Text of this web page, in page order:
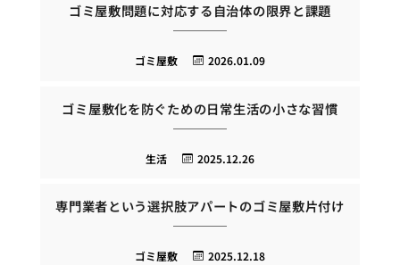
ゴミ屋敷問題に対応する自治体の限界と課題
2026.01.09
ゴミ屋敷
ゴミ屋敷化を防ぐための日常生活の小さな習慣
2025.12.26
生活
専門業者という選択肢アパートのゴミ屋敷片付け
2025.12.18
ゴミ屋敷